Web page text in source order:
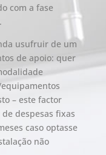
com a fase
usufruir de um
de apoio: quer
– este factor
despesas fixas
caso optasse
não